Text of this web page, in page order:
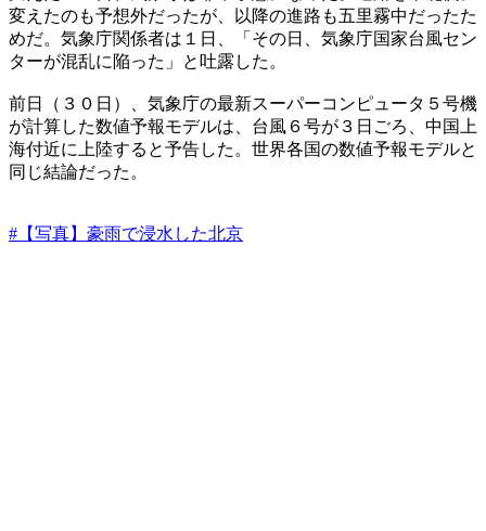
変えたのも予想外だったが、以降の進路も五里霧中だったた
めだ。気象庁関係者は１日、「その日、気象庁国家台風セン
ターが混乱に陥った」と吐露した。
前日（３０日）、気象庁の最新スーパーコンピュータ５号機
が計算した数値予報モデルは、台風６号が３日ごろ、中国上
海付近に上陸すると予告した。世界各国の数値予報モデルと
同じ結論だった。
#【写真】豪雨で浸水した北京